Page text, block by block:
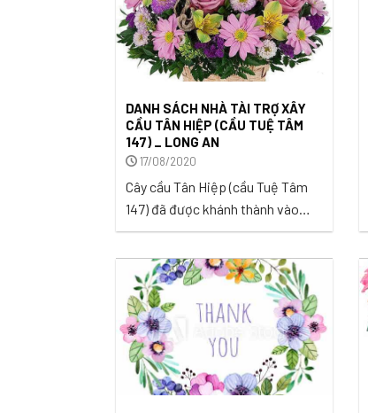
...
DANH SÁCH NHÀ TÀI TRỢ XÂY
CẦU TÂN HIỆP (CẦU TUỆ TÂM
147) _ LONG AN
17/08/2020
Cây cầu Tân Hiệp (cầu Tuệ Tâm
147) đã được khánh thành vào
ngày 12/09/2020 trong niềm vui
4, xã Tân Hiệp, huyện Thạnh Hóa,
tỉnh Long An.? ...